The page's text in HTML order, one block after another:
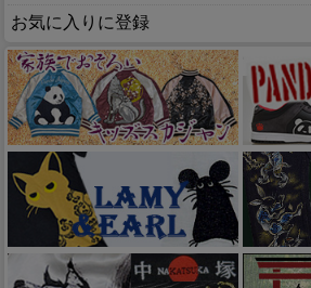
お気に入りに登録